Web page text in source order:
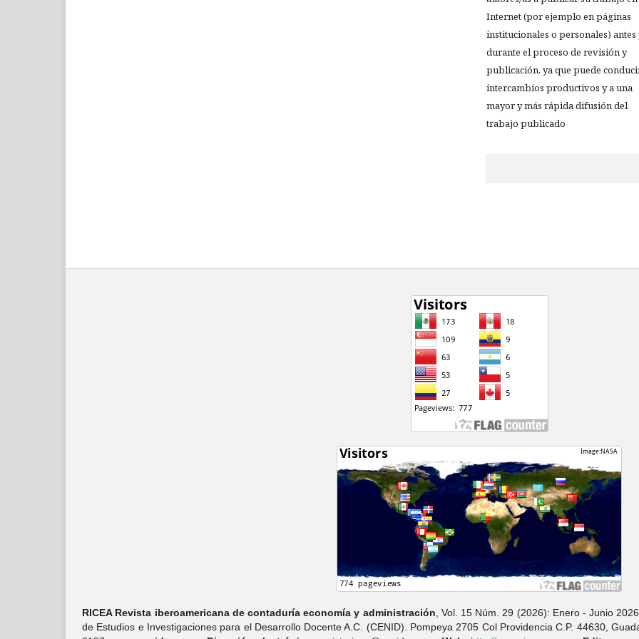
Internet (por ejemplo en páginas
institucionales o personales) antes
durante el proceso de revisión y
publicación, ya que puede
intercambios productivos y a una
mayor y más rápida difusión del
trabajo publicado
RICEA Revista iberoamericana de contaduría economí­a y administración , Vol. 15 Núm. 29 (2026): Enero - Junio
de Estudios e Investigaciones para el Desarrollo Docente A.C. (CENID). Pompeya 2705 Col Providencia C.P. 44630,